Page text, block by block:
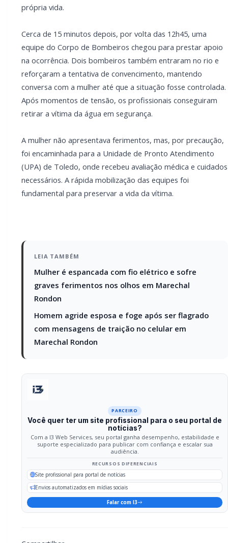
própria vida.
Cerca de 15 minutos depois, por volta das 12h45, uma
equipe do Corpo de Bombeiros chegou para prestar apoio
na ocorrência. Dois bombeiros também entraram no rio e
reforçaram a tentativa de convencimento, mantendo
conversa com a mulher até que a situação fosse controlada.
Após momentos de tensão, os profissionais conseguiram
retirar a vítima da água em segurança.
A mulher não apresentava ferimentos, mas, por precaução,
foi encaminhada para a Unidade de Pronto Atendimento
(UPA) de Toledo, onde recebeu avaliação médica e cuidados
necessários. A rápida mobilização das equipes foi
fundamental para preservar a vida da vítima.
LEIA TAMBÉM
Mulher é espancada com fio elétrico e sofre
graves ferimentos nos olhos em Marechal
Rondon
Homem agride esposa e foge após ser flagrado
com mensagens de traição no celular em
Marechal Rondon
PARCEIRO
Você quer ter um site profissional para o seu portal de
notícias?
Com a I3 Web Services, seu portal ganha desempenho, estabilidade e
suporte especializado para publicar com confiança e escalar sua
audiência.
RECURSOS DIFERENCIAIS
Site profissional para portal de notícias
Envios automatizados em mídias sociais
Falar com I3